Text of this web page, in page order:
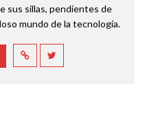
sus sillas, pendientes de
mundo de la tecnología.